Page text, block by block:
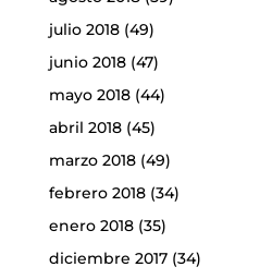
julio 2018(49)
junio 2018(47)
mayo 2018(44)
abril 2018(45)
marzo 2018(49)
febrero 2018(34)
enero 2018(35)
diciembre 2017(34)